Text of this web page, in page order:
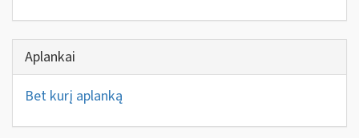
Aplankai
Bet kurį aplanką